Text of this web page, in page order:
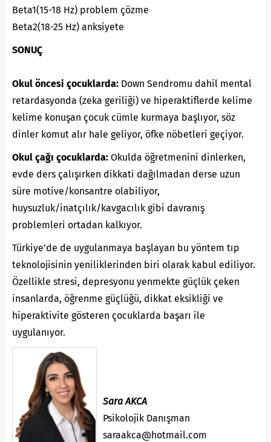
Beta1(15-18 Hz) problem çözme
Beta2(18-25 Hz) anksiyete
SONUÇ
Okul öncesi çocuklarda: Down Sendromu dahil mental
retardasyonda (zeka geriliği) ve hiperaktiflerde kelime
kelime konuşan çocuk cümle kurmaya başlıyor, söz
dinler komut alır hale geliyor, öfke nöbetleri geçiyor.
Okul çağı çocuklarda: Okulda öğretmenini dinlerken,
evde ders çalışırken dikkati dağılmadan derse uzun
süre motive/konsantre olabiliyor,
huysuzluk/inatçılık/kavgacılık gibi davranış
problemleri ortadan kalkıyor.
Türkiye’de de uygulanmaya başlayan bu yöntem tıp
teknolojisinin yeniliklerinden biri olarak kabul ediliyor.
Özellikle stresi, depresyonu yenmekte güçlük çeken
insanlarda, öğrenme güçlüğü, dikkat eksikliği ve
hiperaktivite gösteren çocuklarda başarı ile
uygulanıyor.
Sara AKCA
Psikolojik Danışman
saraakca@hotmail.com